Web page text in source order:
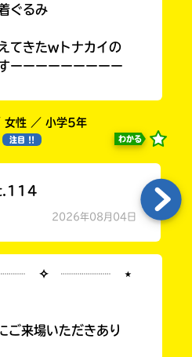
ぐるみ
てきたwトナカイの
ーーーーーーーーー
性 ／ 小学5年
注目 !! わかる
2026年08月04日
✧ ┈┈┈┈ ⋆
来場いただきあり